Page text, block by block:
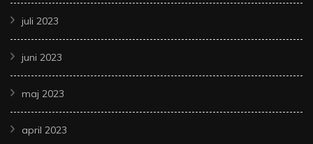
juli 2023
juni 2023
maj 2023
april 2023